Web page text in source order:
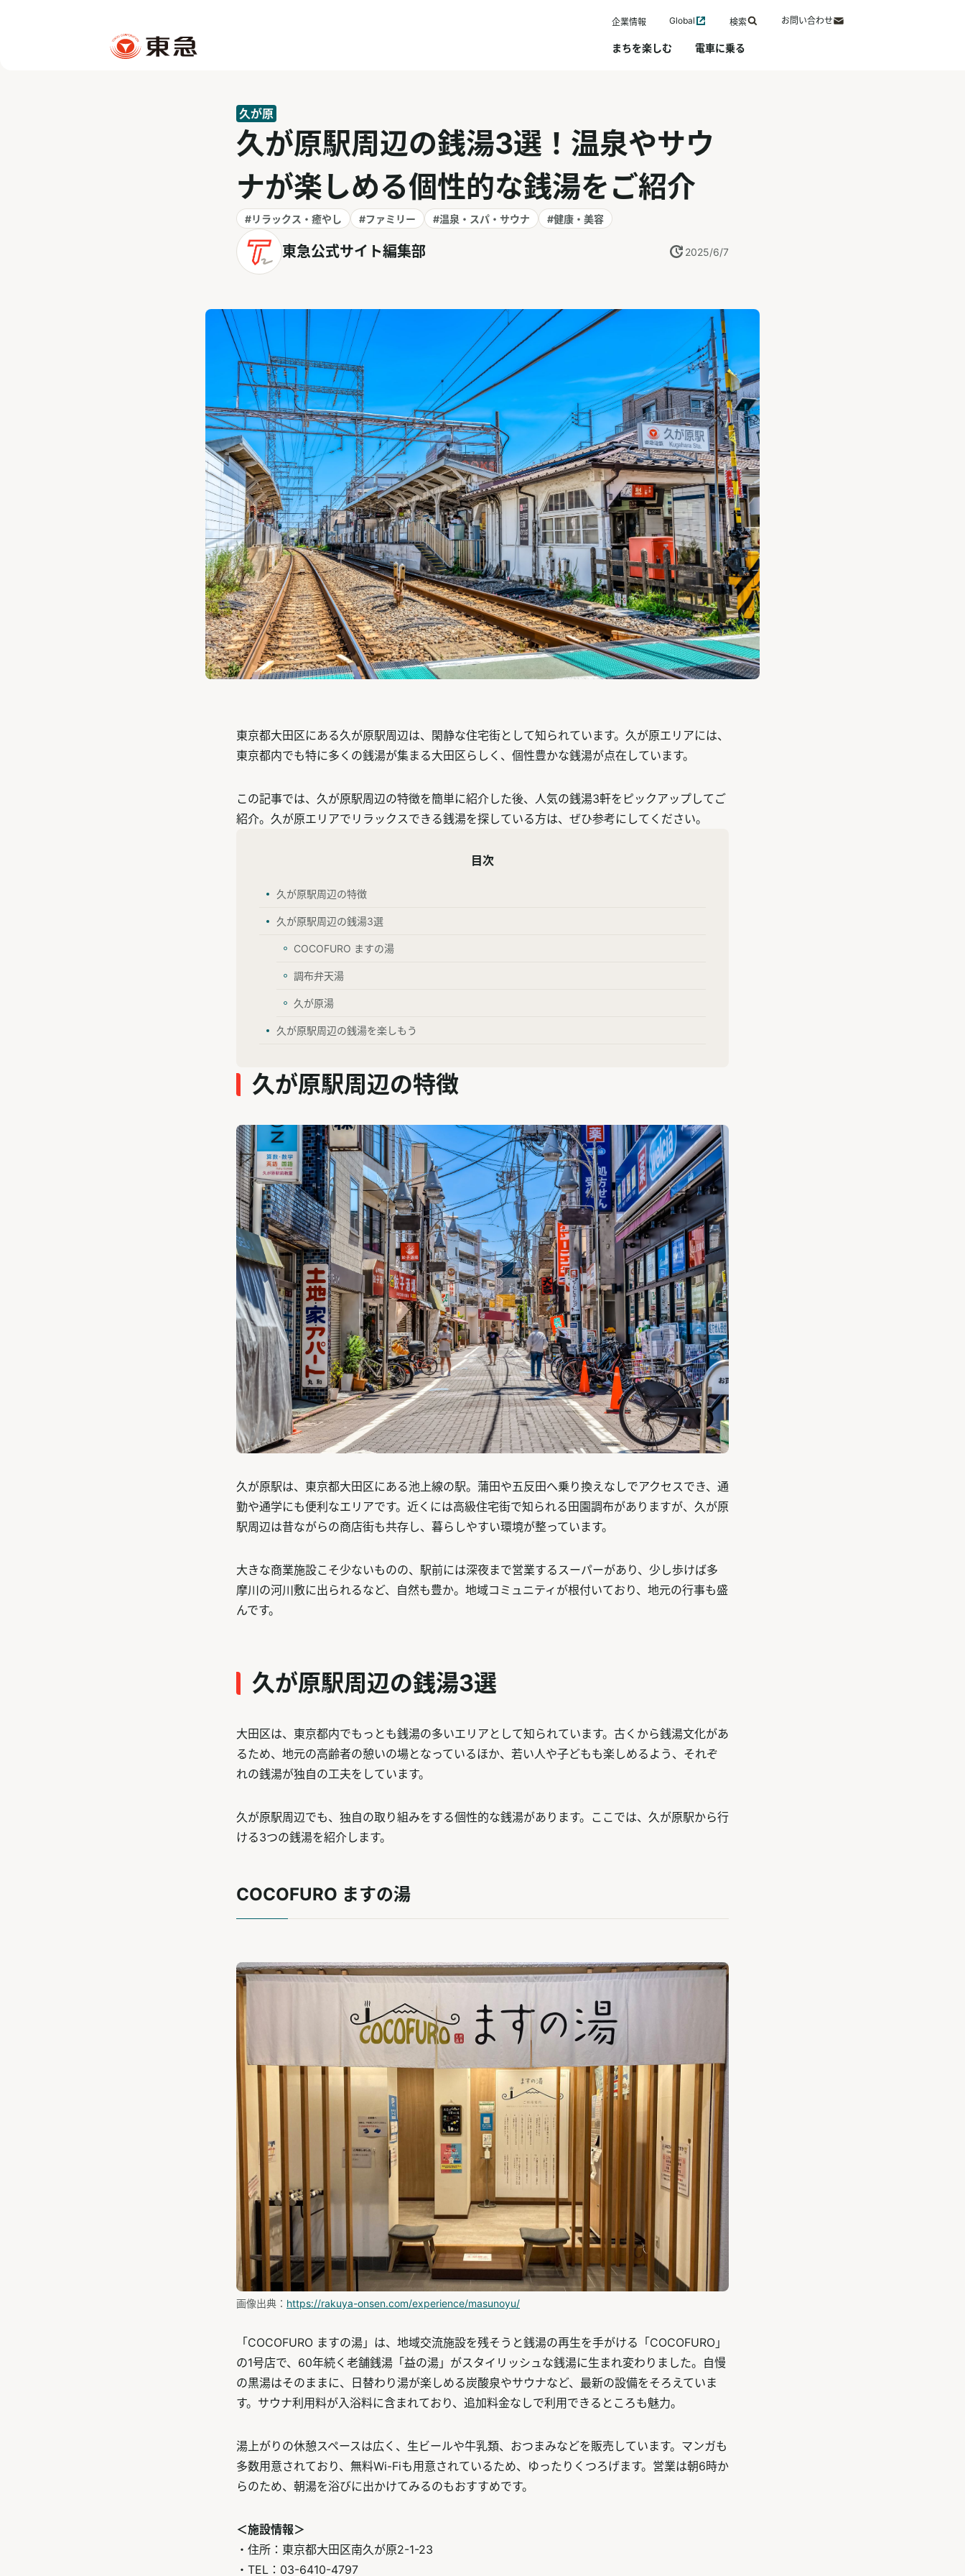
企業情報 Global 検索 お問い合わせ
まちを楽しむ 電車に乗る
久が原
久が原駅周辺の銭湯3選！温泉やサウ
ナが楽しめる個性的な銭湯をご紹介
#リラックス・癒やし #ファミリー #温泉・スパ・サウナ #健康・美容
東急公式サイト編集部 2025/6/7
東京都大田区にある久が原駅周辺は、閑静な住宅街として知られています。久が原エリアには、
東京都内でも特に多くの銭湯が集まる大田区らしく、個性豊かな銭湯が点在しています。
この記事では、久が原駅周辺の特徴を簡単に紹介した後、人気の銭湯3軒をピックアップしてご
紹介。久が原エリアでリラックスできる銭湯を探している方は、ぜひ参考にしてください。
目次
久が原駅周辺の特徴
久が原駅周辺の銭湯3選
COCOFURO ますの湯
調布弁天湯
久が原湯
久が原駅周辺の銭湯を楽しもう
久が原駅周辺の特徴
久が原駅は、東京都大田区にある池上線の駅。蒲田や五反田へ乗り換えなしでアクセスでき、通
勤や通学にも便利なエリアです。近くには高級住宅街で知られる田園調布がありますが、久が原
駅周辺は昔ながらの商店街も共存し、暮らしやすい環境が整っています。
大きな商業施設こそ少ないものの、駅前には深夜まで営業するスーパーがあり、少し歩けば多
摩川の河川敷に出られるなど、自然も豊か。地域コミュニティが根付いており、地元の行事も盛
んです。
久が原駅周辺の銭湯3選
大田区は、東京都内でもっとも銭湯の多いエリアとして知られています。古くから銭湯文化があ
るため、地元の高齢者の憩いの場となっているほか、若い人や子どもも楽しめるよう、それぞ
れの銭湯が独自の工夫をしています。
久が原駅周辺でも、独自の取り組みをする個性的な銭湯があります。ここでは、久が原駅から行
ける3つの銭湯を紹介します。
COCOFURO ますの湯
画像出典： https://rakuya-onsen.com/experience/masunoyu/
「COCOFURO ますの湯」は、地域交流施設を残そうと銭湯の再生を手がける「COCOFURO」
の1号店で、60年続く老舗銭湯「益の湯」がスタイリッシュな銭湯に生まれ変わりました。自慢
の黒湯はそのままに、日替わり湯が楽しめる炭酸泉やサウナなど、最新の設備をそろえていま
す。サウナ利用料が入浴料に含まれており、追加料金なしで利用できるところも魅力。
湯上がりの休憩スペースは広く、生ビールや牛乳類、おつまみなどを販売しています。マンガも
多数用意されており、無料Wi-Fiも用意されているため、ゆったりくつろげます。営業は朝6時か
らのため、朝湯を浴びに出かけてみるのもおすすめです。
＜施設情報＞
・住所：東京都大田区南久が原2-1-23
・TEL：03-6410-4797